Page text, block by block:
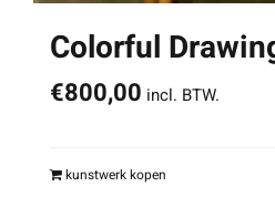
Colorful
€800,00 incl. BTW.
kunstwerk kopen